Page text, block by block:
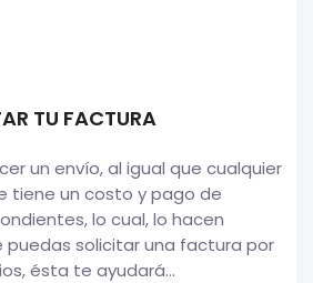
TU FACTURA
un envío, al igual que cualquier
tiene un costo y pago de
lo cual, lo hacen
puedas solicitar una factura por
ésta te ayudará...